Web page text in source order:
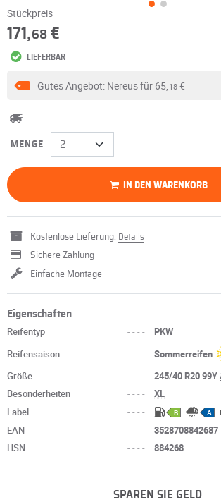
Stückpreis
171,68 €
LIEFERBAR
Gutes Angebot: Nereus für 65, 18€
MENGE
IN DEN WARENKORB
Kostenlose Lieferung. Details
Sichere Zahlung
Einfache Montage
Eigenschaften
Reifentyp ----
PKW
Reifensaison
----
Sommerreifen
Größe
---- 245/40 R20 99Y
Besonderheiten ----
XL
Label
---- B A
EAN ----
3528708842687
HSN
---- 884268
SPAREN SIE GELD